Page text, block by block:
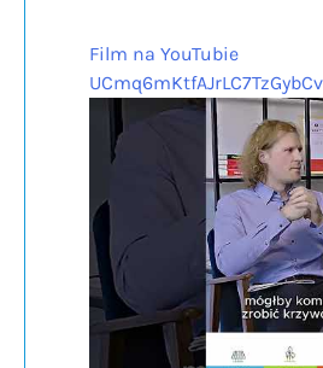
Film na YouTubie